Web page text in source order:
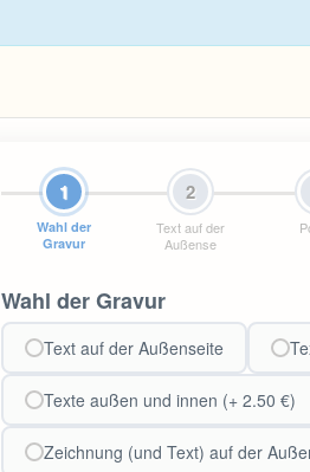
1
Wahl der
Gravur
2
Text auf der
Außense
Wahl der Gravur
Text auf der Außenseite
Texte außen und innen (+ 2.50 €)
Zeichnung (und Text) auf der